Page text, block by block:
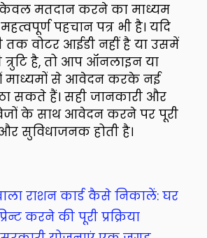
केवल मतदान करने का माध्यम
पहचान पत्र भी है। यदि
वोटर आईडी नहीं है या उसमें
त्रुटि है, तो आप ऑनलाइन या
माध्यमों से आवेदन करके नई
सकते हैं। सही जानकारी और
के साथ आवेदन करने पर पूरी
सुविधाजनक होती है।
राशन कार्ड कैसे निकालें: घर
करने की पूरी प्रक्रिया